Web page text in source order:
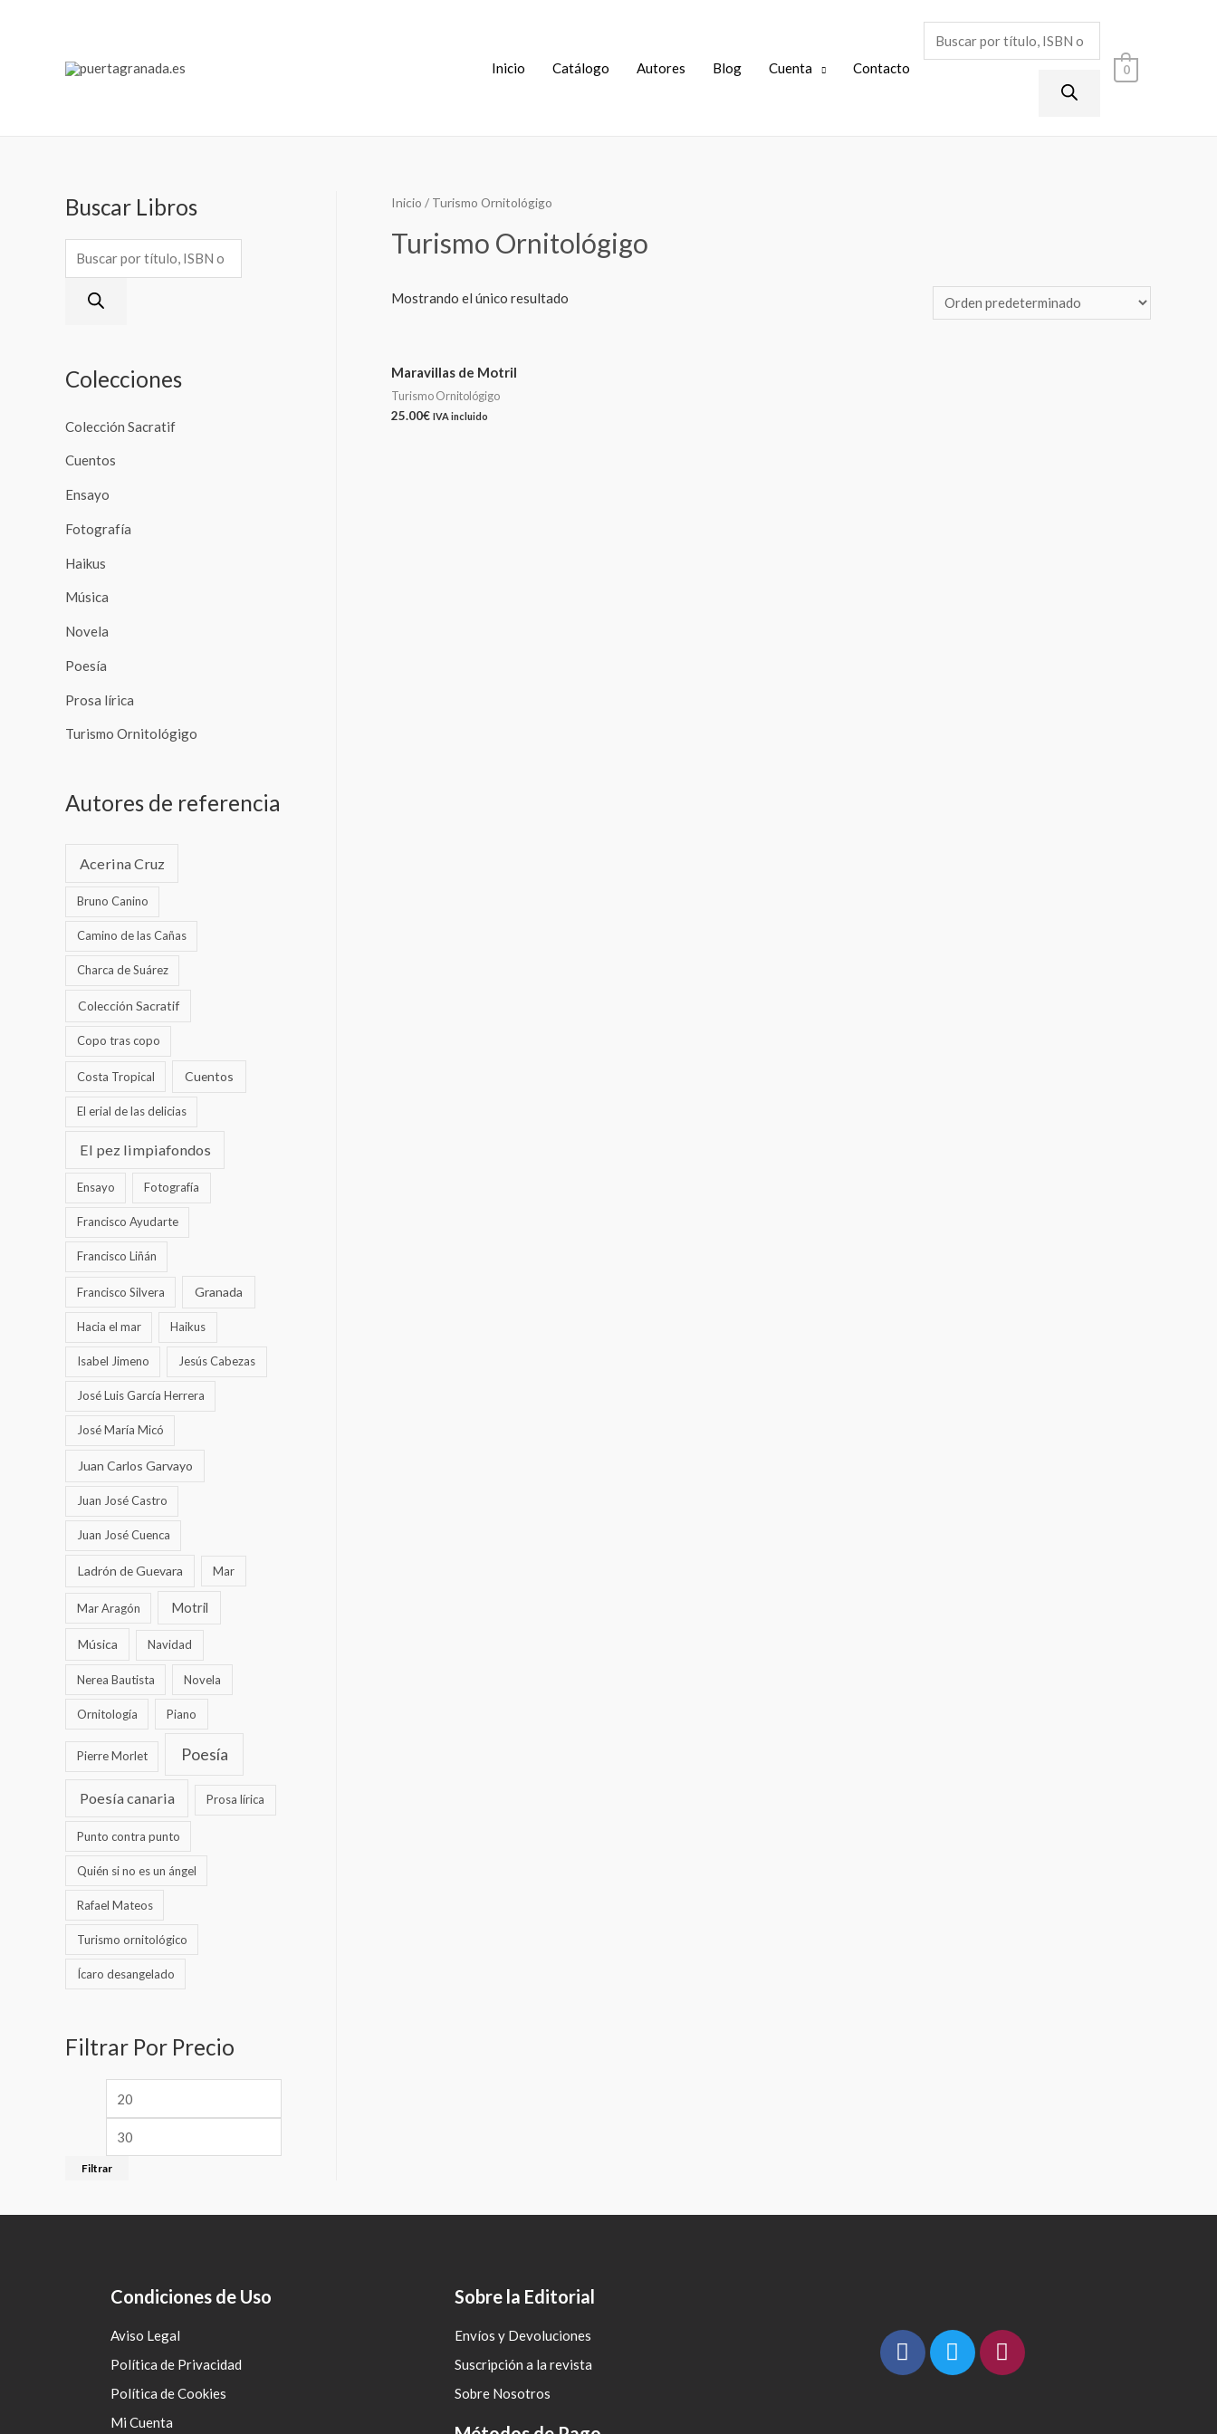
Inicio Catálogo Autores Blog Cuenta Contacto 0
Buscar Libros
Colecciones
Colección Sacratif
Cuentos
Ensayo
Fotografía
Haikus
Música
Novela
Poesía
Prosa lírica
Turismo Ornitológigo
Autores de referencia
Acerina Cruz
Bruno Canino
Camino de las Cañas
Charca de Suárez
Colección Sacratif
Copo tras copo
Costa Tropical Cuentos
El erial de las delicias
El pez limpiafondos
Ensayo Fotografía
Francisco Ayudarte
Francisco Liñán
Francisco Silvera Granada
Hacia el mar Haikus
Isabel Jimeno Jesús Cabezas
José Luis García Herrera
José María Micó
Juan Carlos Garvayo
Juan José Castro
Juan José Cuenca
Ladrón de Guevara Mar
Mar Aragón Motril
Música Navidad
Nerea Bautista Novela
Ornitología Piano
Pierre Morlet Poesía
Poesía canaria Prosa lírica
Punto contra punto
Quién si no es un ángel
Rafael Mateos
Turismo ornitológico
Ícaro desangelado
Filtrar Por Precio
Filtrar
Inicio / Turismo Ornitológigo
Turismo Ornitológigo
Mostrando el único resultado
Maravillas de Motril
Turismo Ornitológigo
25.00€ IVA incluido
Condiciones de Uso
Aviso Legal
Política de Privacidad
Política de Cookies
Mi Cuenta
Sobre la Editorial
Envíos y Devoluciones
Suscripción a la revista
Sobre Nosotros